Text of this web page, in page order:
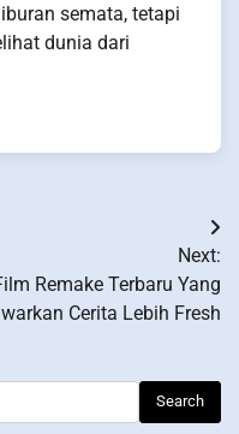
semata, tetapi
dunia dari
Next:
Remake Terbaru Yang
Cerita Lebih Fresh